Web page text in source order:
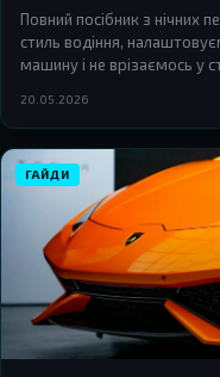
Повний посібник з нічних
стиль водіння,
машину і не врізаємось у
20.05.2026
ГАЙДИ